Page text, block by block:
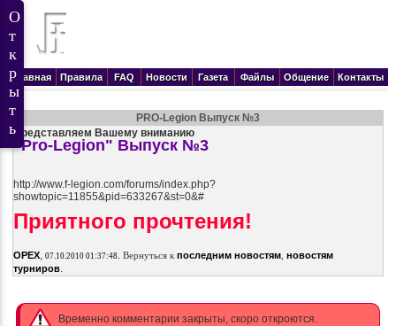
Главная Правила FAQ Новости Газета Файлы Общение Контакты
PRO-Legion Выпуск №3
Представляем Вашему вниманию
"Pro-Legion" Выпуск №3
http://www.f-legion.com/forums/index.php?
showtopic=11855&pid=633267&st=0&#
Приятного прочтения!
OPEX, 07.10.2010 01:37:48 . Вернуться к последним новостям, новостям
турниров.
Временно комментарии закрыты, скоро откроются.